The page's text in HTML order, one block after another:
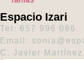
Espacio Izari
Tel: 657 996 086
Email:
C. Javier